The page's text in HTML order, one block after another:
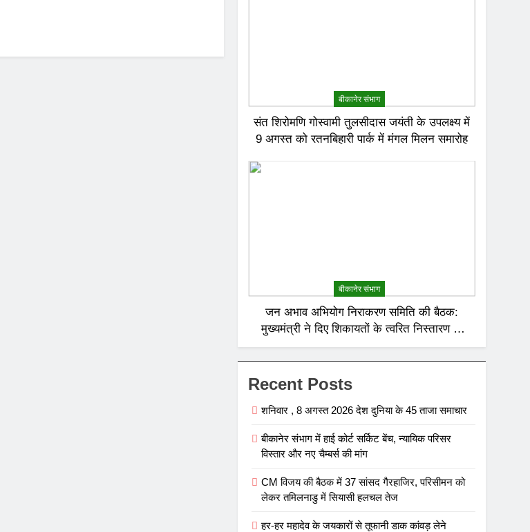
बीकानेर संभाग
संत शिरोमणि गोस्वामी तुलसीदास जयंती के उपलक्ष्य में
9 अगस्त को रतनबिहारी पार्क में मंगल मिलन समारोह
बीकानेर संभाग
जन अभाव अभियोग निराकरण समिति की बैठक:
मुख्यमंत्री ने दिए शिकायतों के त्वरित निस्तारण के
निर्देश; अनावश्यक बिजली कटौती पर सख्त रुख
Recent Posts
शनिवार , 8 अगस्त 2026 देश दुनिया के 45 ताजा समाचार
बीकानेर संभाग में हाई कोर्ट सर्किट बेंच, न्यायिक परिसर
विस्तार और नए चैम्बर्स की मांग
CM विजय की बैठक में 37 सांसद गैरहाजिर, परिसीमन को
लेकर तमिलनाडु में सियासी हलचल तेज
हर-हर महादेव के जयकारों से तूफानी डाक कांवड़ लेने